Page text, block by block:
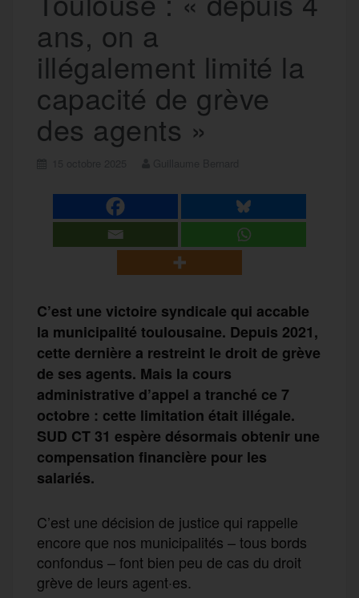
ans, on a
illégalement limité la
capacité de grève
des agents »
C’est une victoire syndicale qui accable
la municipalité toulousaine. Depuis 2021,
cette dernière a restreint le droit de grève
de ses agents. Mais la cours
administrative d’appel a tranché ce 7
octobre : cette limitation était illégale.
SUD CT 31 espère désormais obtenir une
compensation financière pour les
salariés.
C’est une décision de justice qui rappelle
encore que nos municipalités – tous bords
confondus – font bien peu de cas du droit
grève de leurs agent·es.